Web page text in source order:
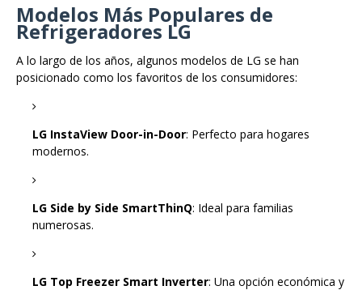
Modelos Más Populares de
Refrigeradores LG
A lo largo de los años, algunos modelos de LG se han
posicionado como los favoritos de los consumidores:
LG InstaView Door-in-Door: Perfecto para hogares
modernos.
LG Side by Side SmartThinQ: Ideal para familias
numerosas.
LG Top Freezer Smart Inverter: Una opción económica y